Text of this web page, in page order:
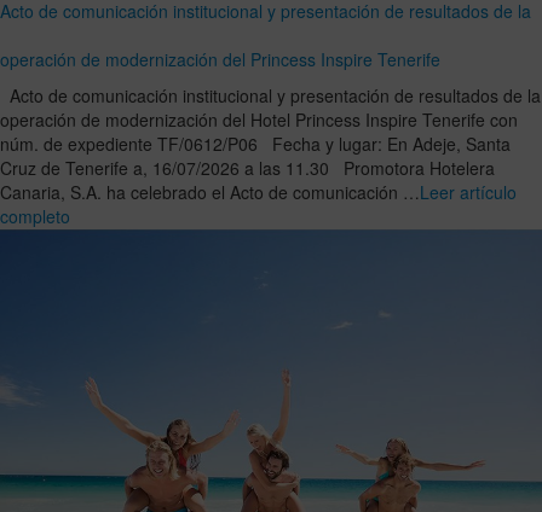
Acto de comunicación institucional y presentación de resultados de la
operación de modernización del Princess Inspire Tenerife
Acto de comunicación institucional y presentación de resultados de la
operación de modernización del Hotel Princess Inspire Tenerife con
núm. de expediente TF/0612/P06 Fecha y lugar: En Adeje, Santa
Cruz de Tenerife a, 16/07/2026 a las 11.30 Promotora Hotelera
Canaria, S.A. ha celebrado el Acto de comunicación …Leer artículo
completo